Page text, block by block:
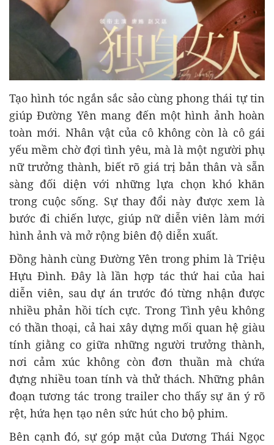
Tạo hình tóc ngắn sắc sảo cùng phong thái tự tin
giúp Đường Yên mang đến một hình ảnh hoàn
toàn mới. Nhân vật của cô không còn là cô gái
yếu mềm chờ đợi tình yêu, mà là một người phụ
nữ trưởng thành, biết rõ giá trị bản thân và sẵn
sàng đối diện với những lựa chọn khó khăn
trong cuộc sống. Sự thay đổi này được xem là
bước đi chiến lược, giúp nữ diễn viên làm mới
hình ảnh và mở rộng biên độ diễn xuất.
Đồng hành cùng Đường Yên trong phim là Triệu
Hựu Đình. Đây là lần hợp tác thứ hai của hai
diễn viên, sau dự án trước đó từng nhận được
nhiều phản hồi tích cực. Trong Tình yêu không
có thần thoại, cả hai xây dựng mối quan hệ giàu
tính giằng co giữa những người trưởng thành,
nơi cảm xúc không còn đơn thuần mà chứa
đựng nhiều toan tính và thử thách. Những phân
đoạn tương tác trong trailer cho thấy sự ăn ý rõ
rệt, hứa hẹn tạo nên sức hút cho bộ phim.
Bên cạnh đó, sự góp mặt của Dương Thái Ngọc